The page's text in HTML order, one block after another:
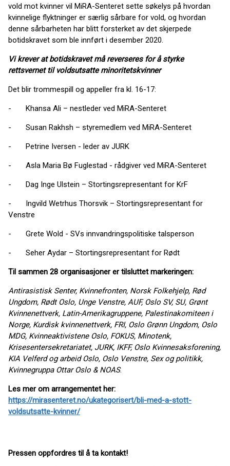
vold mot kvinner vil MiRA-Senteret sette søkelys på hvordan
kvinnelige flyktninger er særlig sårbare for vold, og hvordan
denne sårbarheten har blitt forsterket av det skjerpede
botidskravet som ble innført i desember 2020.
Vi krever at botidskravet må reverseres for å styrke
rettsvernet til voldsutsatte minoritetskvinner
Det blir trommespill og appeller fra kl. 16-17:
- Khansa Ali – nestleder ved MiRA-Senteret
- Susan Rakhsh – styremedlem ved MiRA-Senteret
- Petrine Iversen - leder av JURK
- Asla Maria Bø Fuglestad - rådgiver ved MiRA-Senteret
- Dag Inge Ulstein – Stortingsrepresentant for KrF
- Ingvild Wetrhus Thorsvik – Stortingsrepresentant for
Venstre
- Grete Wold - SVs innvandringspolitiske talsperson
- Seher Aydar – Stortingsrepresentant for Rødt
Til sammen 28 organisasjoner er tilsluttet markeringen:
Antirasistisk Senter, Kvinnefronten, Norsk Folkehjelp, Rød
Ungdom, Rødt Oslo, Unge Venstre, AUF, Oslo SV, SU, Grønt
Kvinnenettverk, Latin-Amerikagruppene, Palestinakomiteen i
Norge, Kurdisk kvinnenettverk, FRI, Oslo Grønn Ungdom, Oslo
MDG, Kvinneaktivistene Oslo, FOKUS, Minotenk,
Krisesentersekretariatet, JURK, IKFF, Oslo Kvinnesaksforening,
KIA Velferd og arbeid Oslo, Oslo Venstre, Sex og politikk,
Kvinnegruppa Ottar Oslo & NOAS.
Les mer om arrangementet her:
https://mirasenteret.no/ukategorisert/bli-med-a-stott-
voldsutsatte-kvinner/
Pressen oppfordres til å ta kontakt!